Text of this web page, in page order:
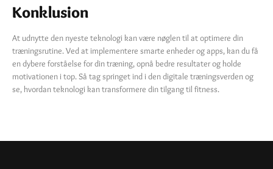
Konklusion
At udnytte den nyeste teknologi kan være nøglen til at optimere din
træningsrutine. Ved at implementere smarte enheder og apps, kan du få
en dybere forståelse for din træning, opnå bedre resultater og holde
motivationen i top. Så tag springet ind i den digitale træningsverden og
se, hvordan teknologi kan transformere din tilgang til fitness.